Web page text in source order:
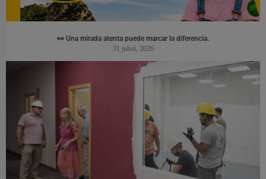
👀 Una mirada atenta puede marcar la diferencia.
31 juliol, 2026